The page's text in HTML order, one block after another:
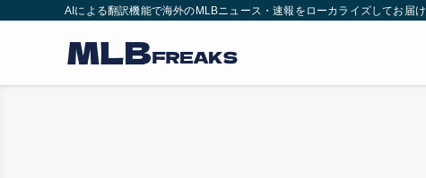
AIによる翻訳機能で海外のMLBニュース・速報をローカライズしてお届け